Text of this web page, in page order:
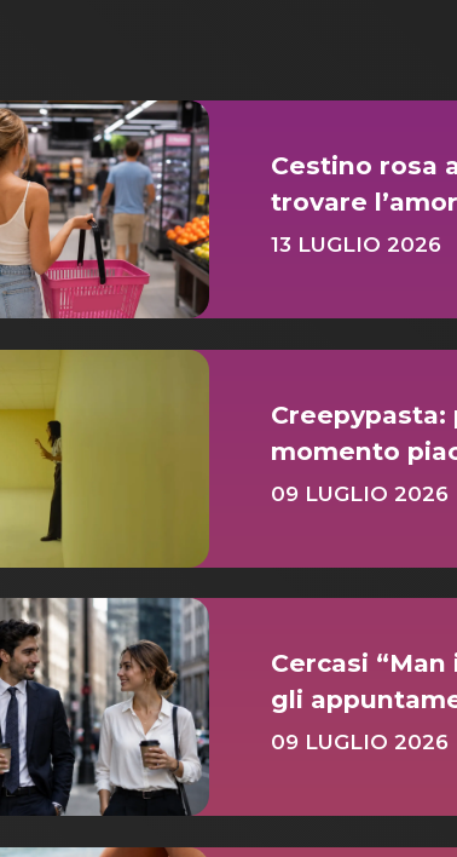
Cestino rosa
trovare
13 LUGLIO 2026
momento
09 LUGLIO 2026
Cercasi
gli
09 LUGLIO 2026